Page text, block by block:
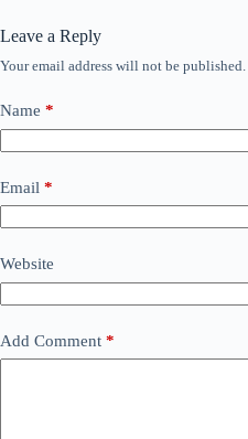
Leave a Reply
Your email address will not be published.
Name *
Email *
Website
Add Comment *